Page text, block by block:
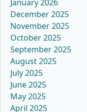
January 2026
December 2025
November 2025
October 2025
September 2025
August 2025
July 2025
June 2025
May 2025
April 2025